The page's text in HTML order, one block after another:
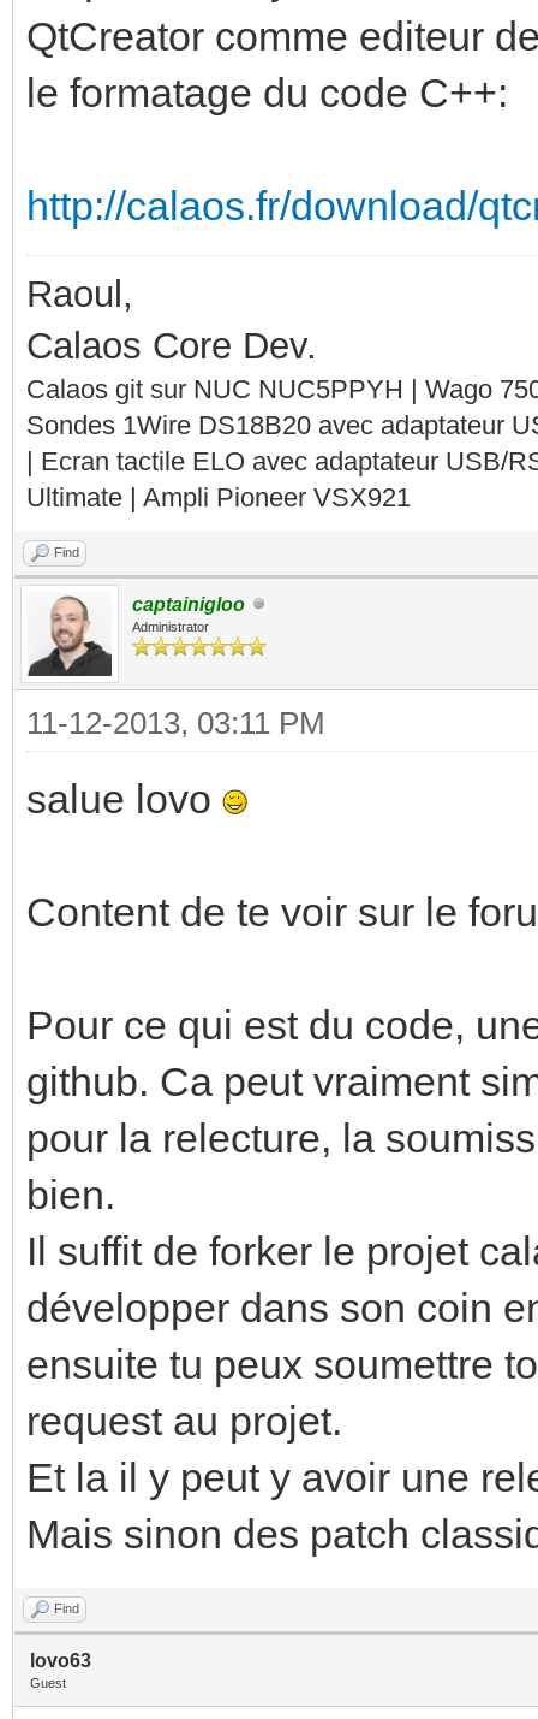
QtCreator comme editeur
le formatage du code C++:
http://calaos.fr/download/
Raoul,
Calaos Core Dev.
Calaos git sur NUC NUC5PPYH | Wago
Sondes 1Wire DS18B20 avec adaptateur
| Ecran tactile ELO avec adaptateur USB/
Ultimate | Ampli Pioneer VSX921
Find
captainigloo
Administrator
11-12-2013, 03:11 PM
salue lovo
Content de te voir sur le
Pour ce qui est du code,
github. Ca peut vraiment
pour la relecture, la
bien.
Il suffit de forker le projet
développer dans son coin
ensuite tu peux soumettre
request au projet.
Et la il y peut y avoir une
Mais sinon des patch
Find
lovo63
Guest